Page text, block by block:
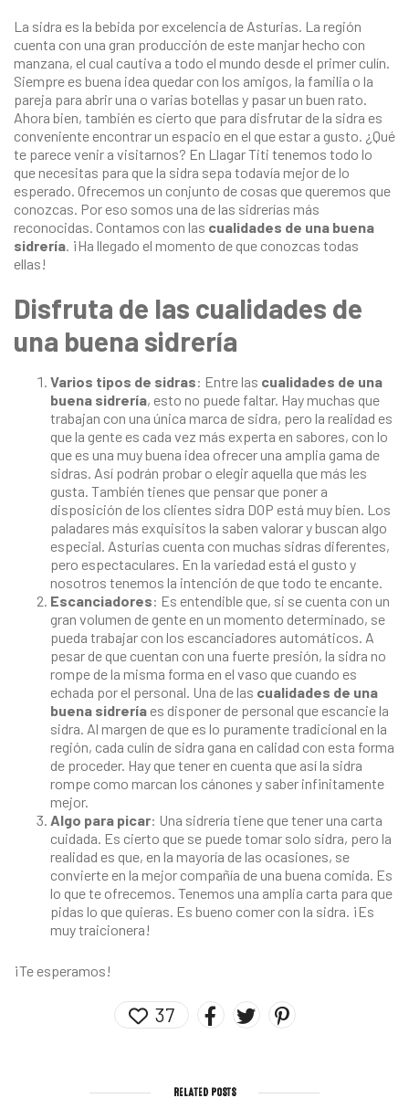
La sidra es la bebida por excelencia de Asturias. La región
cuenta con una gran producción de este manjar hecho con
manzana, el cual cautiva a todo el mundo desde el primer culín.
Siempre es buena idea quedar con los amigos, la familia o la
pareja para abrir una o varias botellas y pasar un buen rato.
Ahora bien, también es cierto que para disfrutar de la sidra es
conveniente encontrar un espacio en el que estar a gusto. ¿Qué
te parece venir a visitarnos? En Llagar Titi tenemos todo lo
que necesitas para que la sidra sepa todavía mejor de lo
esperado. Ofrecemos un conjunto de cosas que queremos que
conozcas. Por eso somos una de las sidrerías más
reconocidas. Contamos con las cualidades de una buena
sidrería. ¡Ha llegado el momento de que conozcas todas
ellas!
Disfruta de las cualidades de
una buena sidrería
Varios tipos de sidras: Entre las cualidades de una
buena sidrería, esto no puede faltar. Hay muchas que
trabajan con una única marca de sidra, pero la realidad es
que la gente es cada vez más experta en sabores, con lo
que es una muy buena idea ofrecer una amplia gama de
sidras. Así podrán probar o elegir aquella que más les
gusta. También tienes que pensar que poner a
disposición de los clientes sidra DOP está muy bien. Los
paladares más exquisitos la saben valorar y buscan algo
especial. Asturias cuenta con muchas sidras diferentes,
pero espectaculares. En la variedad está el gusto y
nosotros tenemos la intención de que todo te encante.
Escanciadores: Es entendible que, si se cuenta con un
gran volumen de gente en un momento determinado, se
pueda trabajar con los escanciadores automáticos. A
pesar de que cuentan con una fuerte presión, la sidra no
rompe de la misma forma en el vaso que cuando es
echada por el personal. Una de las cualidades de una
buena sidrería es disponer de personal que escancie la
sidra. Al margen de que es lo puramente tradicional en la
región, cada culín de sidra gana en calidad con esta forma
de proceder. Hay que tener en cuenta que así la sidra
rompe como marcan los cánones y saber infinitamente
mejor.
Algo para picar: Una sidrería tiene que tener una carta
cuidada. Es cierto que se puede tomar solo sidra, pero la
realidad es que, en la mayoría de las ocasiones, se
convierte en la mejor compañía de una buena comida. Es
lo que te ofrecemos. Tenemos una amplia carta para que
pidas lo que quieras. Es bueno comer con la sidra. ¡Es
muy traicionera!
¡Te esperamos!
37
RELATED POSTS